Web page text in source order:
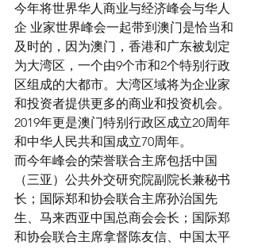
今年将世界华人商业与经济峰会与华人
企 业家世界峰会一起带到澳门是恰当和
及时的，因为澳门，香港和广东被划定
为大湾区，一个由9个市和2个特别行政
区组成的大都市。大湾区域将为企业家
和投资者提供更多的商业和投资机会。
2019年更是澳门特别行政区成立20周年
和中华人民共和国成立70周年。
而今年峰会的荣誉联合主席包括中国
（三亚）公共外交研究院副院长兼秘书
长；国际郑和协会联合主席孙治国先
生、马来西亚中国总商会会长；国际郑
和协会联合主席拿督陈友信、中国太平